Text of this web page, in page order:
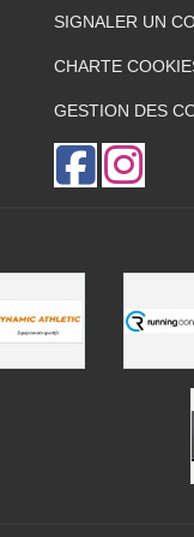
SIGNALER UN
CHARTE
GESTION DES